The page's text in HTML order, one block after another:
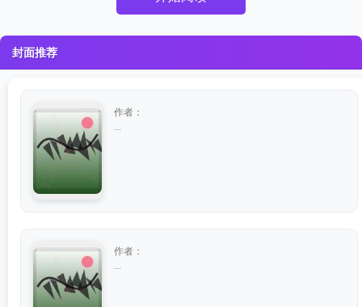
封面推荐
作者：
作者：